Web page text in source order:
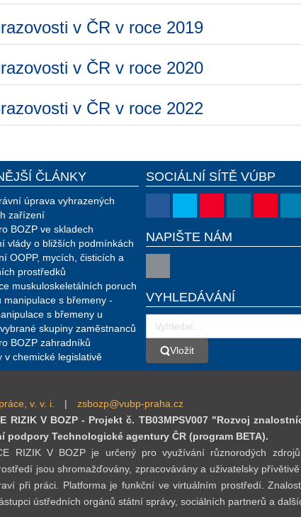
v ČR v roce 2019
v ČR v roce 2020
v ČR v roce 2022
ČLÁNKY
úprava vyhrazených
zařízení
BOZP ve skladech
vlády o bližších podmínkách
OOPP, mycích, čisticích a
prostředků
muskuloskeletálních poruch
manipulace s břemeny -
s břemeny u
skupiny zaměstnanců
BOZP zahradníků
v chemické legislativě
SOCIÁLNÍ SÍTĚ VÚBP
NAPIŠTE NÁM
VYHLEDÁVÁNÍ
VložitVložit
v. v. i. |
zsbozp@vubp-praha.cz
RIZIK V BOZP - Projekt č. TB03MPSV007 "Rozvoj
Technologické agentury ČR (program BETA).
RIZIK V BOZP je určený pro využívání různorodých
jsou shromažďovány, zpracovávány a uživatelsky
při práci. Platforma je funkční ve virtuálním prostředí.
ústředních orgánů státní správy, sociálních partnerů a